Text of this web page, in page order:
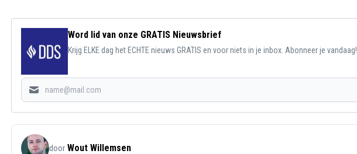
Word lid van onze GRATIS Nieuwsbrief
Krijg ELKE dag het ECHTE nieuws GRATIS en voor niets in je inbox. Abonneer je vandaag!
door Wout Willemsen